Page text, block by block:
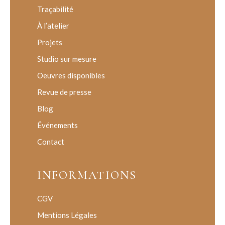
Traçabilité
À l’atelier
Projets
Studio sur mesure
Oeuvres disponibles
Revue de presse
Blog
Événements
Contact
INFORMATIONS
CGV
Mentions Légales